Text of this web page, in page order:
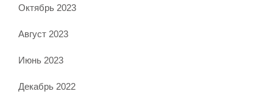
Октябрь 2023
Август 2023
Июнь 2023
Декабрь 2022